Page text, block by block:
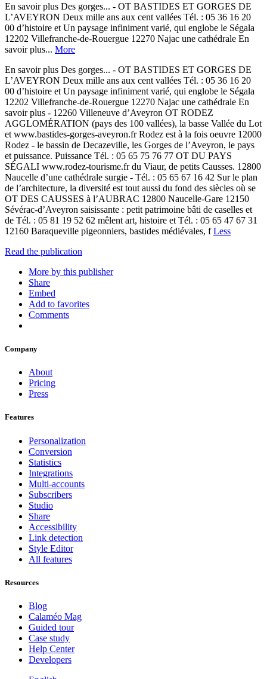
En savoir plus Des gorges... - OT BASTIDES ET GORGES DE
L’AVEYRON Deux mille ans aux cent vallées Tél. : 05 36 16 20
00 d’histoire et Un paysage infiniment varié, qui englobe le Ségala
12202 Villefranche-de-Rouergue 12270 Najac une cathédrale En
savoir plus... More
En savoir plus Des gorges... - OT BASTIDES ET GORGES DE
L’AVEYRON Deux mille ans aux cent vallées Tél. : 05 36 16 20
00 d’histoire et Un paysage infiniment varié, qui englobe le Ségala
12202 Villefranche-de-Rouergue 12270 Najac une cathédrale En
savoir plus - 12260 Villeneuve d’Aveyron OT RODEZ
AGGLOMÉRATION (pays des 100 vallées), la basse Vallée du Lot
et www.bastides-gorges-aveyron.fr Rodez est à la fois oeuvre 12000
Rodez - le bassin de Decazeville, les Gorges de l’Aveyron, le pays
et puissance. Puissance Tél. : 05 65 75 76 77 OT DU PAYS
SÉGALI www.rodez-tourisme.fr du Viaur, de petits Causses. 12800
Naucelle d’une cathédrale surgie - Tél. : 05 65 67 16 42 Sur le plan
de l’architecture, la diversité est tout aussi du fond des siècles où se
OT DES CAUSSES à l’AUBRAC 12800 Naucelle-Gare 12150
Sévérac-d’Aveyron saisissante : petit patrimoine bâti de caselles et
de Tél. : 05 81 19 52 62 mêlent art, histoire et Tél. : 05 65 47 67 31
12160 Baraqueville pigeonniers, bastides médiévales, fLess
Read the publication
More by this publisher
Share
Embed
Add to favorites
Comments
Company
About
Pricing
Press
Features
Personalization
Conversion
Statistics
Integrations
Multi-accounts
Subscribers
Studio
Share
Accessibility
Link detection
Style Editor
All features
Resources
Blog
Calaméo Mag
Guided tour
Case study
Help Center
Developers